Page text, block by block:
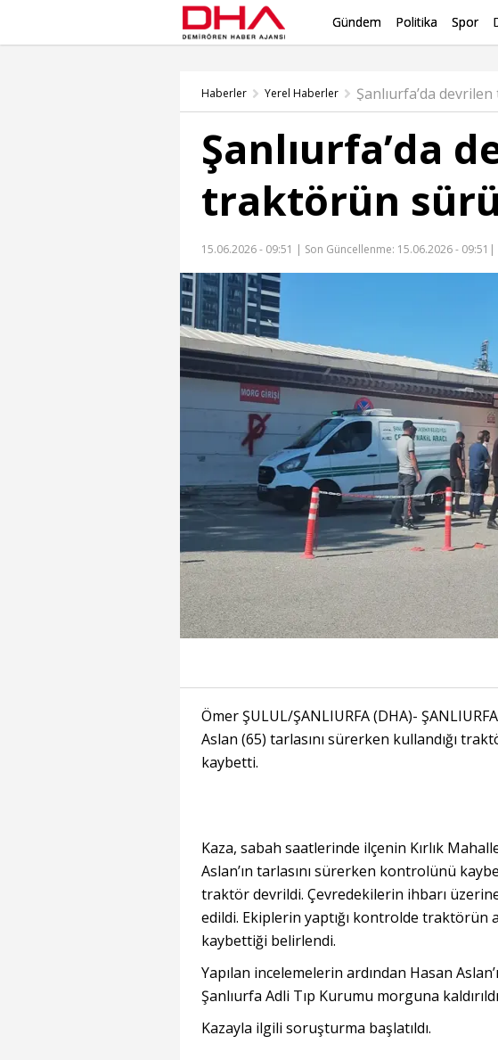
Gündem Politika Spor
Haberler Yerel Haberler
Şanlıurfa’da
traktörün
15.06.2026 - 09:51 | Son Güncellenme: 15.06.2026 - 09:51 |
Ömer ŞULUL/ŞANLIURFA (DHA)-
Aslan (65) tarlasını sürerken kullandığı
kaybetti.
Kaza, sabah saatlerinde ilçenin Kırlık
Aslan’ın tarlasını sürerken kontrolünü
traktör devrildi. Çevredekilerin ihbarı
edildi. Ekiplerin yaptığı kontrolde traktörün
kaybettiği belirlendi.
Yapılan incelemelerin ardından Hasan
Şanlıurfa Adli Tıp Kurumu morguna
Kazayla ilgili soruşturma başlatıldı.